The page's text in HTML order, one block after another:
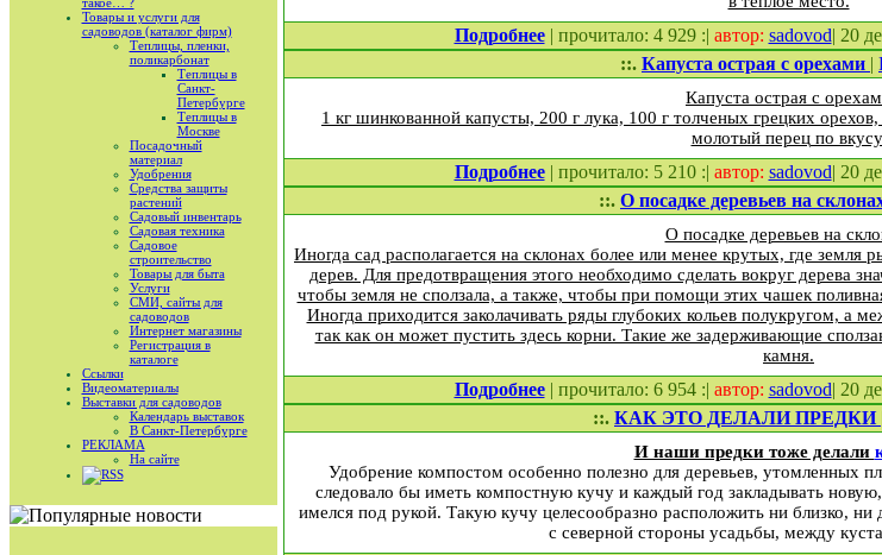
Товары и услуги для
садоводов (каталог фирм)
Теплицы, пленки,
поликарбонат
Теплицы в
Санкт-
Петербурге
Теплицы в
Москве
Посадочный
материал
Удобрения
Средства защиты
растений
Садовый инвентарь
Садовая техника
Садовое
строительство
Товары для быта
Услуги
СМИ, сайты для
садоводов
Интернет магазины
Регистрация в
каталоге
Ссылки
Видеоматериалы
Выставки для садоводов
Календарь выставок
В Санкт-Петербурге
РЕКЛАМА
На сайте
RSS
Подробнее| прочитало: 4 929 :| автор: sadovod| 20
::. Капуста острая с орехами |
Капуста острая с
1 кг шинкованной капусты, 200 г лука, 100 г толченых грецких
молотый перец по
Подробнее| прочитало: 5 210 :| автор: sadovod| 20
::. О посадке деревьев на
О посадке деревьев на
Иногда сад располагается на склонах более или менее крутых, где
дерев. Для предотвращения этого необходимо сделать вокруг дерева
чтобы земля не сползала, а также, чтобы при помощи этих чашек
Иногда приходится заколачивать ряды глубоких кольев полукругом, а
так как он может пустить здесь корни. Такие же задерживающие
камня.
Подробнее| прочитало: 6 954 :| автор: sadovod| 20
::. КАК ЭТО ДЕЛАЛИ ПРЕДКИ
И наши предки тоже делали
Удобрение компостом особенно полезно для деревьев, утомленных
следовало бы иметь компостную кучу и каждый год закладывать
имелся под рукой. Такую кучу целесообразно расположить ни близко,
с северной стороны усадьбы, между